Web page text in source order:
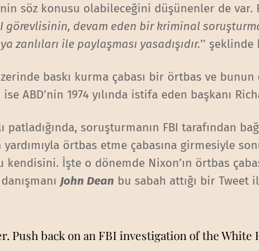
söz konusu olabileceğini düşünenler de var.
görevlisinin, devam eden bir kriminal
zanlıları ile paylaşması yasadışıdır.’’
baskı kurma çabası bir örtbas ve
ABD’nin 1974 yılında istifa eden başkanı
patladığında, soruşturmanın FBI tarafından
örtbas etme çabasına girmesiyle
İşte o dönemde Nixon’ın örtbas
John Dean bu sabah attığı bir Tweet
Push back on an FBI investigation of the White